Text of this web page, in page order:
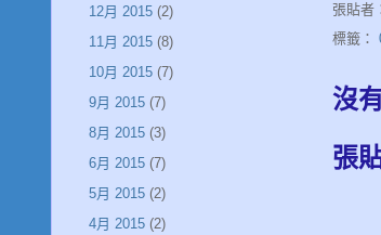
張貼者
標籤：
沒
張
12月 2015 (2)
11月 2015 (8)
10月 2015 (7)
9月 2015 (7)
8月 2015 (3)
6月 2015 (7)
5月 2015 (2)
4月 2015 (2)